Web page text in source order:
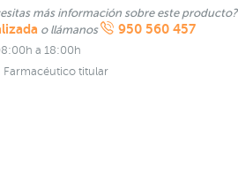
más información sobre este producto?
o llámanos 950 560 457
a 18:00h
Farmacéutico titular